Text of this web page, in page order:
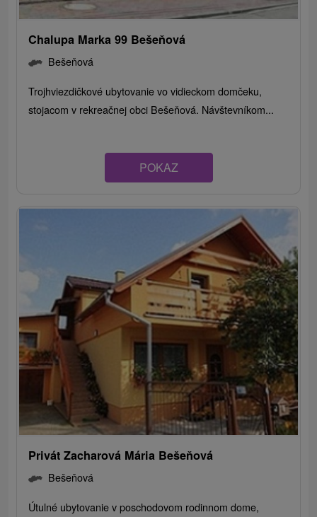
Chalupa Marka 99 Bešeňová
Bešeňová
Trojhviezdičkové ubytovanie vo vidieckom domčeku,
stojacom v rekreačnej obci Bešeňová. Návštevníkom...
POKAZ
Privát Zacharová Mária Bešeňová
Bešeňová
Útulné ubytovanie v poschodovom rodinnom dome,